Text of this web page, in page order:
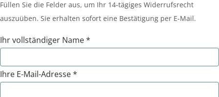
Füllen Sie die Felder aus, um Ihr 14-tägiges Widerrufsrecht
auszuüben. Sie erhalten sofort eine Bestätigung per E-Mail.
Ihr vollständiger Name *
Ihre E-Mail-Adresse *